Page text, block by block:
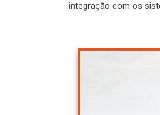
integração com os